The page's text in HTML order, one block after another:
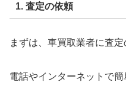
1. 査定の依頼
まずは、車買取業者に査定
電話やインターネットで簡